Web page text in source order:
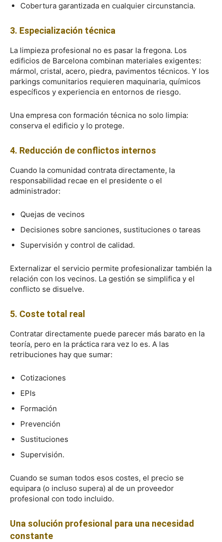
Cobertura garantizada en cualquier circunstancia.
3. Especialización técnica
La limpieza profesional no es pasar la fregona. Los
edificios de Barcelona combinan materiales exigentes:
mármol, cristal, acero, piedra, pavimentos técnicos. Y los
parkings comunitarios requieren maquinaria, químicos
específicos y experiencia en entornos de riesgo.
Una empresa con formación técnica no solo limpia:
conserva el edificio y lo protege.
4. Reducción de conflictos internos
Cuando la comunidad contrata directamente, la
responsabilidad recae en el presidente o el
administrador:
Quejas de vecinos
Decisiones sobre sanciones, sustituciones o tareas
Supervisión y control de calidad.
Externalizar el servicio permite profesionalizar también la
relación con los vecinos. La gestión se simplifica y el
conflicto se disuelve.
5. Coste total real
Contratar directamente puede parecer más barato en la
teoría, pero en la práctica rara vez lo es. A las
retribuciones hay que sumar:
Cotizaciones
EPIs
Formación
Prevención
Sustituciones
Supervisión.
Cuando se suman todos esos costes, el precio se
equipara (o incluso supera) al de un proveedor
profesional con todo incluido.
Una solución profesional para una necesidad
constante